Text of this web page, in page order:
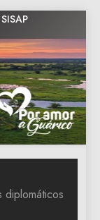
SISAP
de Guarico
diplomáticos